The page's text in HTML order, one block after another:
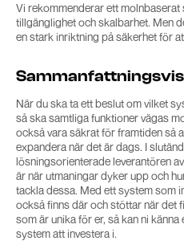
Vi rekommenderar ett
tillgänglighet och skalbarhet. Men
en stark inriktning på säkerhet för
Sammanfattningsvis
När du ska ta ett beslut om vilket
så ska samtliga funktioner vägas
också vara säkrat för framtiden så
expandera när det är dags. I
lösningsorienterade leverantören
är när utmaningar dyker upp och
tackla dessa. Med ett system som
också finns där och stöttar när det
som är unika för er, så kan ni
system att investera i.